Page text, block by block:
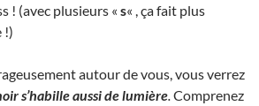
! (avec plusieurs « s« , ça fait plus
!)
autour de vous, vous verrez
s’habille aussi de lumière Comprenez